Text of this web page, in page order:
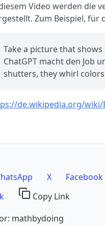
Video werden die
Zum Beispiel, für
Take a picture that
ChatGPT macht den Job
shutters, they whirl
de.wikipedia.org/wiki/
X Facebook
Copy Link
mathbydoing